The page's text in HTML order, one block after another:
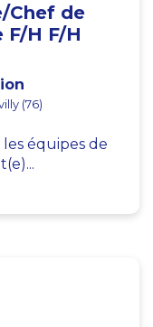
Chef de
H F/H
(76)
équipes de